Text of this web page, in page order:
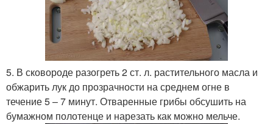
5. В сковороде разогреть 2 ст. л. растительного масла и
обжарить лук до прозрачности на среднем огне в
течение 5 – 7 минут. Отваренные грибы обсушить на
бумажном полотенце и нарезать как можно мельче.